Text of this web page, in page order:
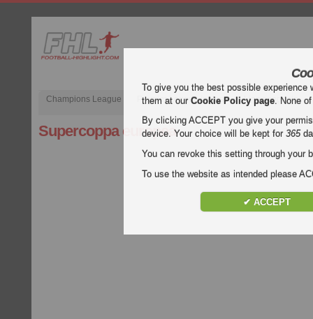
Champions League Premier League inglese Liga spagnola
Supercoppa europea
To give you the best possible
them at ourCookie Policy page. None
By clicking ACCEPT you give your
device. Your choice will be kept for365
You can revoke this setting through your
To use the website as intended please
✔ ACCEPT